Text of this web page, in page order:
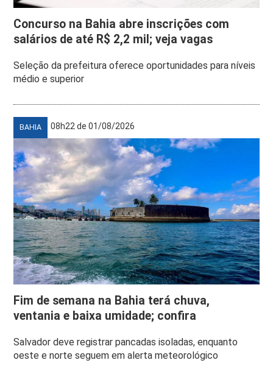
Concurso na Bahia abre inscrições com
salários de até R$ 2,2 mil; veja vagas
Seleção da prefeitura oferece oportunidades para níveis
médio e superior
BAHIA 08h22 de 01/08/2026
Fim de semana na Bahia terá chuva,
ventania e baixa umidade; confira
Salvador deve registrar pancadas isoladas, enquanto
oeste e norte seguem em alerta meteorológico